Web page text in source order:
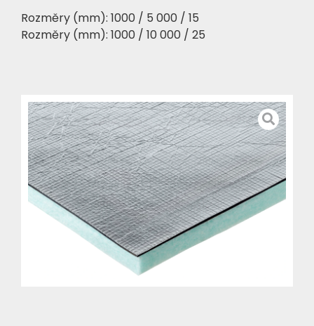
Rozměry (mm): 1000 / 5 000 / 15
Rozměry (mm): 1000 / 10 000 / 25